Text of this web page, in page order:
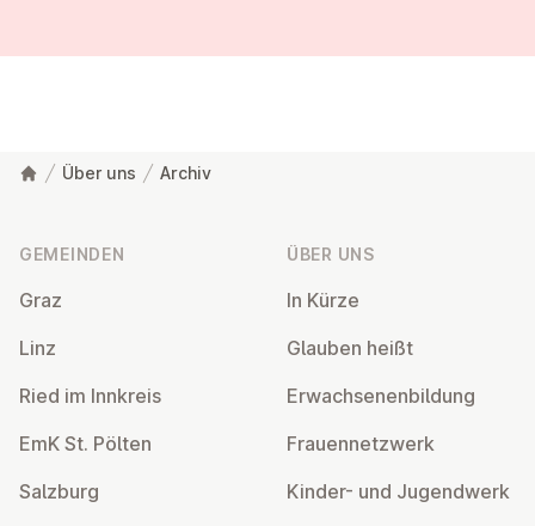
Über uns Archiv
GEMEINDEN
Graz
Linz
Ried im Innkreis
EmK St. Pölten
Salzburg
ÜBER UNS
In Kürze
Glauben heißt
Er­wach­se­nen­bil­dung
Frau­en­netz­werk
Kinder- und Ju­gend­werk